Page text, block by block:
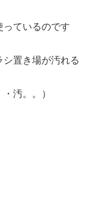
っているのです
置き場が汚れる
汚。。）